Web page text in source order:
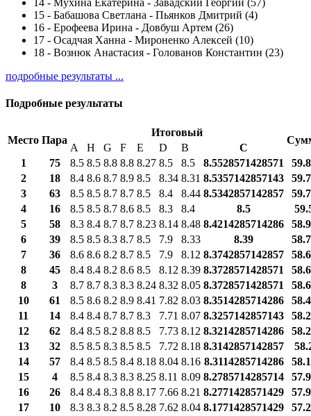
15 - Бабашова Светлана - Пьянков Дмитрий (4)
16 - Ерофеева Ирина - Довбуш Артем (26)
17 - Осадчая Ханна - Мироненко Алексей (10)
18 - Вознюк Анастасия - Голованов Константин (23)
подробные результаты ...
Подробные результаты
Место Пара
Итоговый
A H G F E D B
С
1
75 8.5 8.5 8.8 8.8 8.27 8.5 8.5 8.5528571428571
2
18 8.4 8.6 8.7 8.9 8.5 8.34 8.31 8.5357142857143
3
63 8.5 8.5 8.7 8.7 8.5 8.4 8.44 8.5342857142857
4
16 8.5 8.5 8.7 8.6 8.5 8.3 8.4 8.5
5
58 8.3 8.4 8.7 8.7 8.23 8.14 8.48 8.4214285714286
6
39 8.5 8.5 8.3 8.7 8.5 7.9 8.33 8.39
7
36 8.6 8.6 8.2 8.7 8.5 7.9 8.12 8.3742857142857
8
45 8.4 8.4 8.2 8.6 8.5 8.12 8.39 8.3728571428571
8
3 8.7 8.7 8.3 8.3 8.24 8.32 8.05 8.3728571428571
10
61 8.5 8.6 8.2 8.9 8.41 7.82 8.03 8.3514285714286
11
14 8.4 8.4 8.7 8.7 8.3 7.71 8.07 8.3257142857143
12
62 8.4 8.5 8.2 8.8 8.5 7.73 8.12 8.3214285714286
13
32 8.5 8.5 8.3 8.5 8.5 7.72 8.18 8.3142857142857
14
57 8.4 8.5 8.5 8.4 8.18 8.04 8.16 8.3114285714286
15
4 8.5 8.4 8.3 8.3 8.25 8.11 8.09 8.2785714285714
16
26 8.4 8.4 8.3 8.8 8.17 7.66 8.21 8.2771428571429
17
10 8.3 8.3 8.2 8.5 8.28 7.62 8.04 8.1771428571429